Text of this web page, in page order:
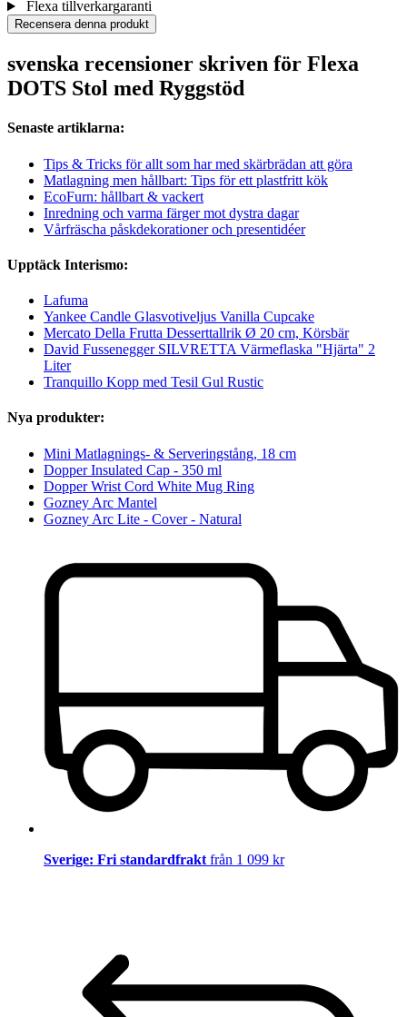
Flexa tillverkargaranti
Recensera denna produkt
svenska recensioner skriven för Flexa
DOTS Stol med Ryggstöd
Senaste artiklarna:
Tips & Tricks för allt som har med skärbrädan att göra
Matlagning men hållbart: Tips för ett plastfritt kök
EcoFurn: hållbart & vackert
Inredning och varma färger mot dystra dagar
Vårfräscha påskdekorationer och presentidéer
Upptäck Interismo:
Lafuma
Yankee Candle Glasvotiveljus Vanilla Cupcake
Mercato Della Frutta Desserttallrik Ø 20 cm, Körsbär
David Fussenegger SILVRETTA Värmeflaska "Hjärta" 2
Liter
Tranquillo Kopp med Tesil Gul Rustic
Nya produkter:
Mini Matlagnings- & Serveringstång, 18 cm
Dopper Insulated Cap - 350 ml
Dopper Wrist Cord White Mug Ring
Gozney Arc Mantel
Gozney Arc Lite - Cover - Natural
Sverige: Fri standardfrakt från 1 099 kr